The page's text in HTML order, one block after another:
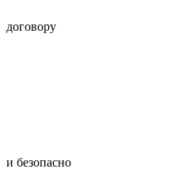
договору
и безопасно